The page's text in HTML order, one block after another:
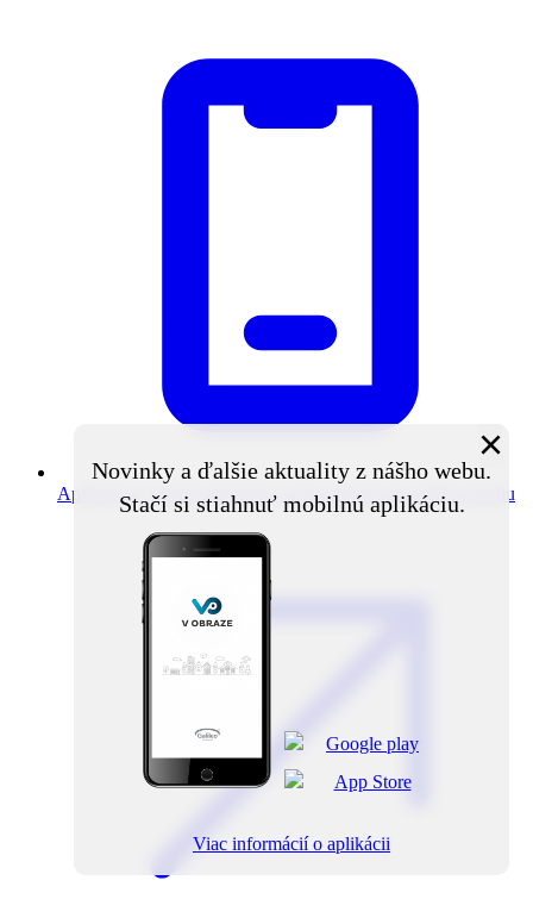
Aplikácia V obraze Novinky z obce priamo do vášho mobilu
Novinky a ďalšie aktuality z nášho webu.
Stačí si stiahnuť mobilnú aplikáciu.
×
Viac informácií o aplikácii